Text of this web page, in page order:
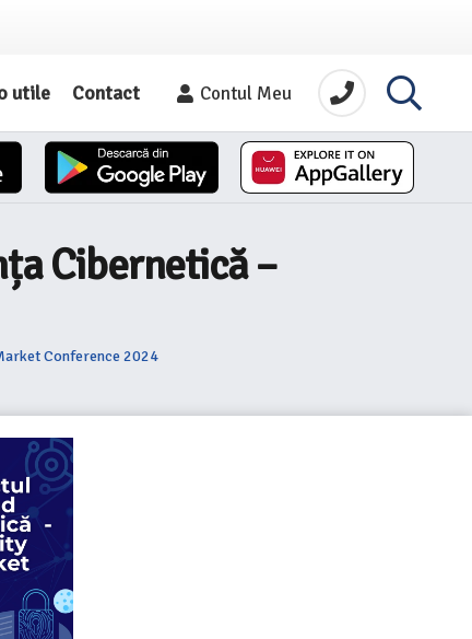
utile Contact Contul Meu
Cibernetică –
Conference 2024